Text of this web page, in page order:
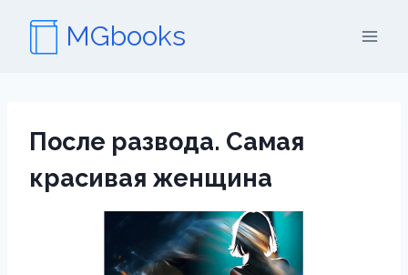
содержимому
MGbooks
После развода. Самая
красивая женщина